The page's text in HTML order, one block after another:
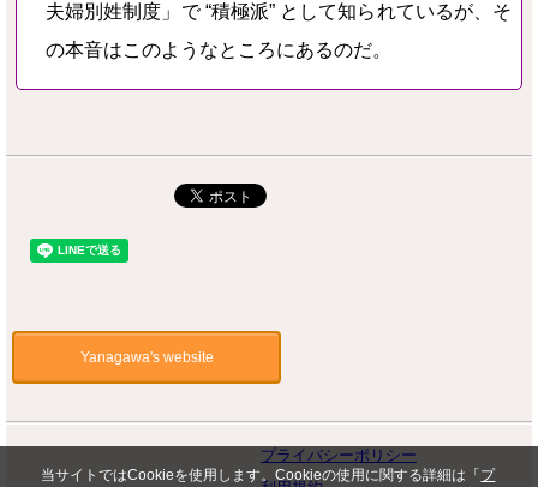
当サイトではCookieを使用します。Cookieの使用に関する詳細は「プ
夫婦別姓制度」で “積極派” として知られているが、そ
の本音はこのようなところにあるのだ。
Yanagawa's website
プライバシーポリシー